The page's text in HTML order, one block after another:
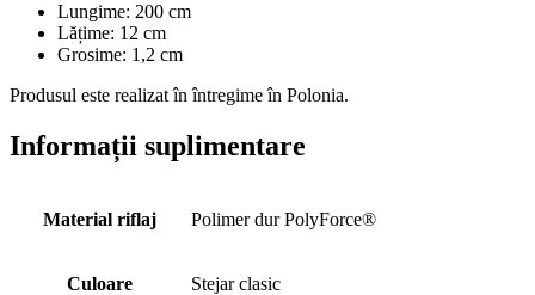
Lungime: 200 cm
Lățime: 12 cm
Grosime: 1,2 cm
Produsul este realizat în întregime în Polonia.
Informații suplimentare
Material riflaj Polimer dur PolyForce®
Culoare Stejar clasic